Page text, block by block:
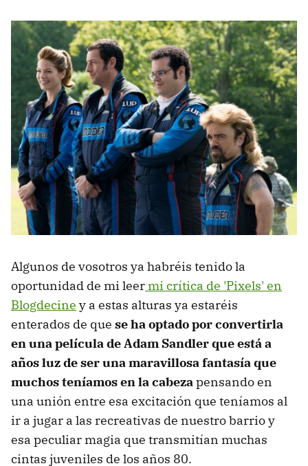
Algunos de vosotros ya habréis tenido la
oportunidad de mi leermi crítica de 'Pixels' en
Blogdecine y a estas alturas ya estaréis
enterados de que se ha optado por convertirla
en una película de Adam Sandler que está a
años luz de ser una maravillosa fantasía que
muchos teníamos en la cabezapensando en
una unión entre esa excitación que teníamos al
ir a jugar a las recreativas de nuestro barrio y
esa peculiar magia que transmitían muchas
cintas juveniles de los años 80.